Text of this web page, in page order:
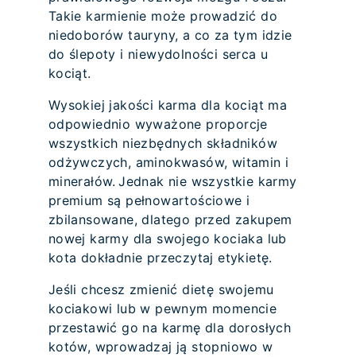
Takie karmienie może prowadzić do
niedoborów tauryny, a co za tym idzie
do ślepoty i niewydolności serca u
kociąt.
Wysokiej jakości karma dla kociąt ma
odpowiednio wyważone proporcje
wszystkich niezbędnych składników
odżywczych, aminokwasów, witamin i
minerałów. Jednak nie wszystkie karmy
premium są pełnowartościowe i
zbilansowane, dlatego przed zakupem
nowej karmy dla swojego kociaka lub
kota dokładnie przeczytaj etykietę.
Jeśli chcesz zmienić dietę swojemu
kociakowi lub w pewnym momencie
przestawić go na karmę dla dorosłych
kotów, wprowadzaj ją stopniowo w